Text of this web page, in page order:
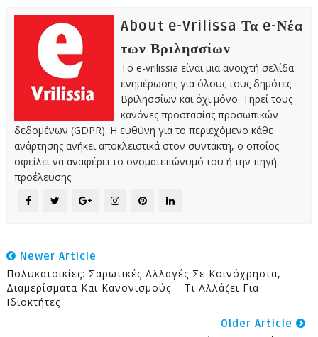
About e-Vrilissa Τα e-Νέα
των Βριλησσίων
Το e-vrilissia είναι μια ανοιχτή σελίδα
ενημέρωσης για όλους τους δημότες
Βριλησσίων και όχι μόνο. Τηρεί τους
κανόνες προστασίας προσωπικών
δεδομένων (GDPR). Η ευθύνη για το περιεχόμενο κάθε
ανάρτησης ανήκει αποκλειστικά στον συντάκτη, ο οποίος
οφείλει να αναφέρει το ονοματεπώνυμό του ή την πηγή
προέλευσης.
Newer Article
Πολυκατοικίες: Σαρωτικές Αλλαγές Σε Κοινόχρηστα,
Διαμερίσματα Και Κανονισμούς – Τι Αλλάζει Για
Ιδιοκτήτες
Older Article